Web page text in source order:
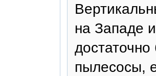
на Западе
пылесосы,